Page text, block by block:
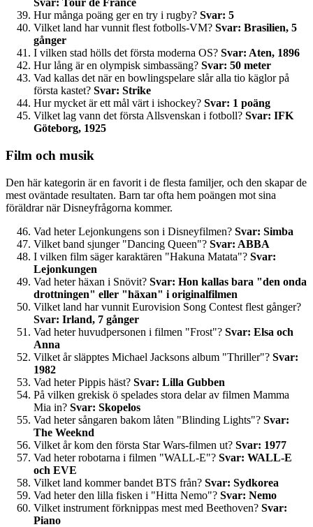
Svar: Tour de France
Hur många poäng ger en try i rugby? Svar: 5
Vilket land har vunnit flest fotbolls-VM? Svar: Brasilien, 5
gånger
I vilken stad hölls det första moderna OS? Svar: Aten, 1896
Hur lång är en olympisk simbassäng? Svar: 50 meter
Vad kallas det när en bowlingspelare slår alla tio käglor på
första kastet? Svar: Strike
Hur mycket är ett mål värt i ishockey? Svar: 1 poäng
Vilket lag vann det första Allsvenskan i fotboll? Svar: IFK
Göteborg, 1925
Film och musik
Den här kategorin är en favorit i de flesta familjer, och den skapar de
mest oväntade resultaten. Barn tar ofta hem poängen mot sina
föräldrar när Disneyfrågorna kommer.
Vad heter Lejonkungens son i Disneyfilmen? Svar: Simba
Vilket band sjunger "Dancing Queen"? Svar: ABBA
I vilken film säger karaktären "Hakuna Matata"? Svar:
Lejonkungen
Vad heter häxan i Snövit? Svar: Hon kallas bara "den onda
drottningen" eller "häxan" i originalfilmen
Vilket land har vunnit Eurovision Song Contest flest gånger?
Svar: Irland, 7 gånger
Vad heter huvudpersonen i filmen "Frost"? Svar: Elsa och
Anna
Vilket år släpptes Michael Jacksons album "Thriller"? Svar:
1982
Vad heter Pippis häst? Svar: Lilla Gubben
På vilken grekisk ö spelades stora delar av filmen Mamma
Mia in? Svar: Skopelos
Vad heter sångaren bakom låten "Blinding Lights"? Svar:
The Weeknd
Vilket år kom den första Star Wars-filmen ut? Svar: 1977
Vad heter robotarna i filmen "WALL-E"? Svar: WALL-E
och EVE
Vilket land kommer bandet BTS från? Svar: Sydkorea
Vad heter den lilla fisken i "Hitta Nemo"? Svar: Nemo
Vilket instrument förknippas mest med Beethoven? Svar:
Piano